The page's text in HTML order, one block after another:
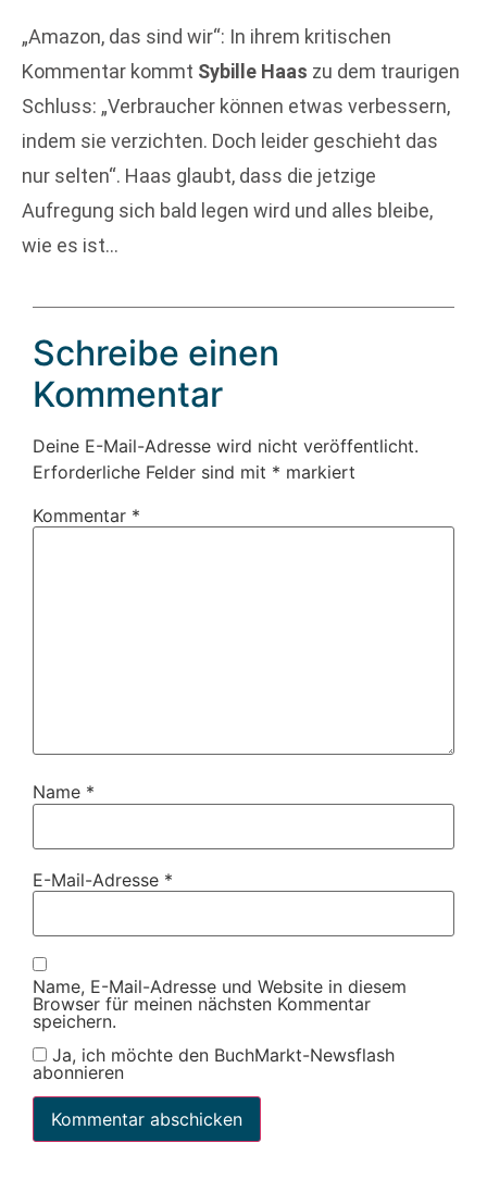
„Amazon, das sind wir“: In ihrem kritischen
Kommentar kommt Sybille Haas zu dem traurigen
Schluss: „Verbraucher können etwas verbessern,
indem sie verzichten. Doch leider geschieht das
nur selten“. Haas glaubt, dass die jetzige
Aufregung sich bald legen wird und alles bleibe,
wie es ist…
Schreibe einen
Kommentar
Deine E-Mail-Adresse wird nicht veröffentlicht.
Erforderliche Felder sind mit * markiert
Kommentar *
Name *
E-Mail-Adresse *
Name, E-Mail-Adresse und Website in diesem
Browser für meinen nächsten Kommentar
speichern.
Ja, ich möchte den BuchMarkt-Newsflash
abonnieren